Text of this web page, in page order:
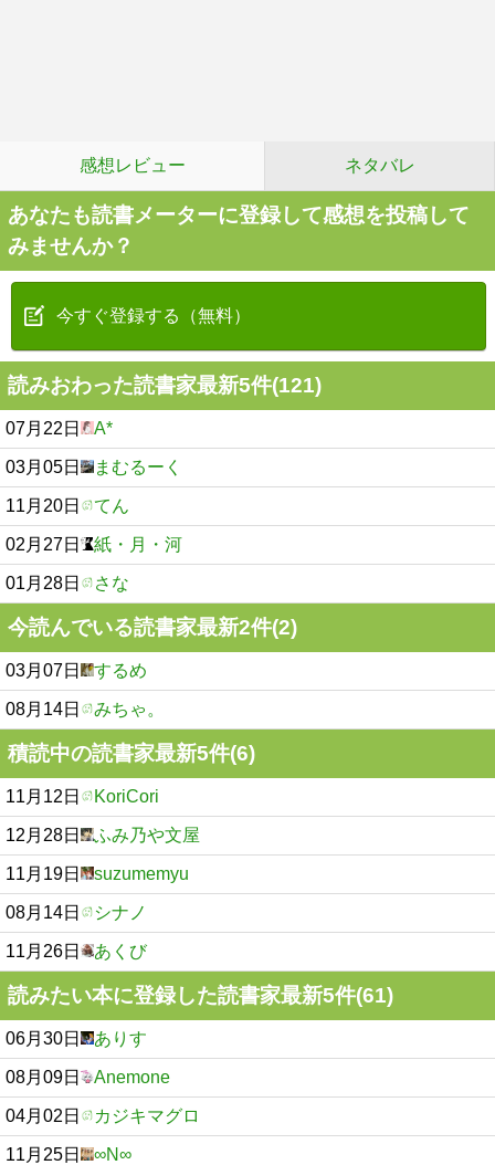
感想レビュー ネタバレ
あなたも読書メーターに登録して感想を投稿して
みませんか？
今すぐ登録する（無料）
読みおわった読書家最新5件(121)
07月22日 A*
03月05日 まむるーく
11月20日 てん
02月27日 紙・月・河
01月28日 さな
今読んでいる読書家最新2件(2)
03月07日 するめ
08月14日 みちゃ。
積読中の読書家最新5件(6)
11月12日 KoriCori
12月28日 ふみ乃や文屋
11月19日 suzumemyu
08月14日 シナノ
11月26日 あくび
読みたい本に登録した読書家最新5件(61)
06月30日 ありす
08月09日 Anemone
04月02日 カジキマグロ
11月25日 ∞N∞